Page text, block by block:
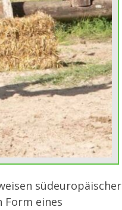
südeuropäischer
eines